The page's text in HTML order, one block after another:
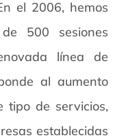
el 2006, hemos
500 sesiones
línea de
al aumento
tipo de servicios,
establecidas